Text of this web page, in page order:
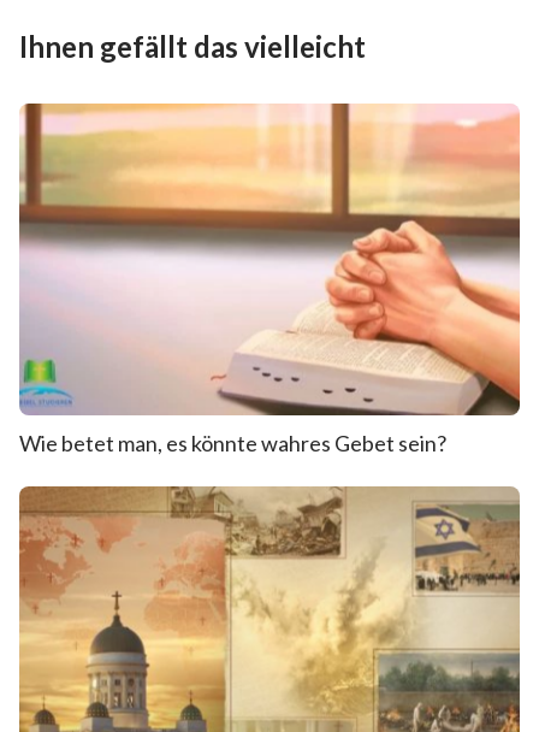
Ihnen gefällt das vielleicht
Wie betet man, es könnte wahres Gebet sein?